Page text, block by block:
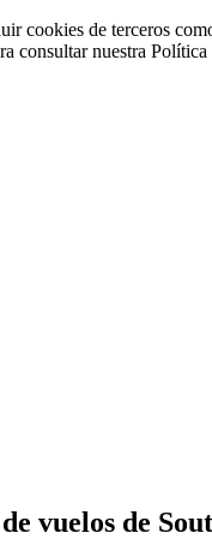
cookies de terceros
consultar nuestra
vuelos de